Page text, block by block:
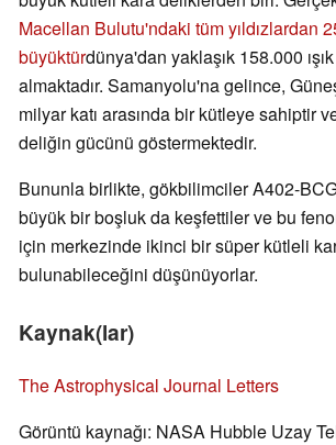
Macellan Bulutu'ndaki tüm yıldızlardan
büyüktürdünya'dan yaklaşık 158.000 ışık
almaktadır. Samanyolu'na gelince,
milyar katı arasında bir kütleye sahiptir
deliğin gücünü göstermektedir.
Bununla birlikte, gökbilimciler A402-
büyük bir boşluk da keşfettiler ve bu
için merkezinde ikinci bir süper kütleli
bulunabileceğini düşünüyorlar.
Kaynak(lar)
The Astrophysical Journal Letters
Görüntü kaynağı: NASA Hubble Uzay